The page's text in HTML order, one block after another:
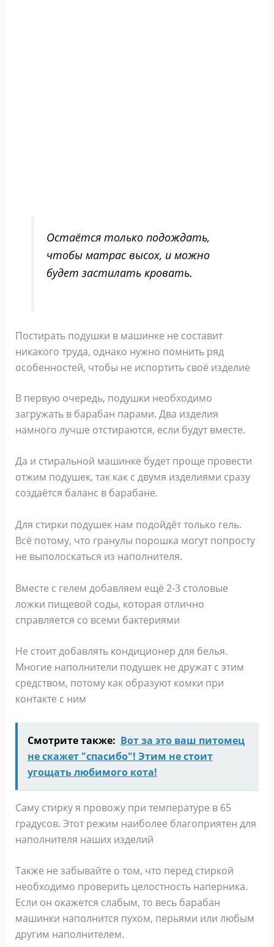
Остаётся только подождать,
чтобы матрас высох, и можно
будет застилать кровать.
Постирать подушки в машинке не составит
никакого труда, однако нужно помнить ряд
особенностей, чтобы не испортить своё изделие
В первую очередь, подушки необходимо
загружать в барабан парами. Два изделия
намного лучше отстираются, если будут вместе.
Да и стиральной машинке будет проще провести
отжим подушек, так как с двумя изделиями сразу
создаётся баланс в барабане.
Для стирки подушек нам подойдёт только гель.
Всё потому, что гранулы порошка могут попросту
не выполоскаться из наполнителя.
Вместе с гелем добавляем ещё 2-3 столовые
ложки пищевой соды, которая отлично
справляется со всеми бактериями
Не стоит добавлять кондиционер для белья.
Многие наполнители подушек не дружат с этим
средством, потому как образуют комки при
контакте с ним
Смотрите также: Вот за это ваш питомец
не скажет "спасибо"! Этим не стоит
угощать любимого кота!
Саму стирку я провожу при температуре в 65
градусов. Этот режим наиболее благоприятен для
наполнителя наших изделий
Также не забывайте о том, что перед стиркой
необходимо проверить целостность наперника.
Если он окажется слабым, то весь барабан
машинки наполнится пухом, перьями или любым
другим наполнителем.